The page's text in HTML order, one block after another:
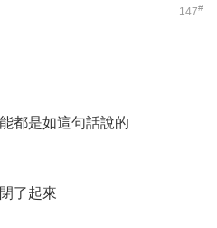
147#
都是如這句話說的
了起來